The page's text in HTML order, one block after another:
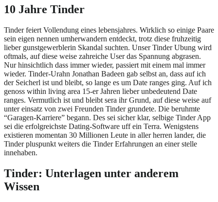
10 Jahre Tinder
Tinder feiert Vollendung eines lebensjahres. Wirklich so einige Paare
sein eigen nennen umherwandern entdeckt, trotz diese fruhzeitig
lieber gunstgewerblerin Skandal suchten. Unser Tinder Ubung wird
oftmals, auf diese weise zahreiche User das Spannung abgrasen.
Nur hinsichtlich dass immer wieder, passiert mit einem mal immer
wieder. Tinder-Urahn Jonathan Badeen gab selbst an, dass auf ich
der Seicherl ist und bleibt, so lange es um Date ranges ging. Auf ich
genoss within living area 15-er Jahren lieber unbedeutend Date
ranges. Vermutlich ist und bleibt sera ihr Grund, auf diese weise auf
unter einsatz von zwei Freunden Tinder grundete. Die beruhmte
“Garagen-Karriere” begann. Des sei sicher klar, selbige Tinder App
sei die erfolgreichste Dating-Software uff ein Terra. Wenigstens
existieren momentan 30 Millionen Leute in aller herren lander, die
Tinder pluspunkt weiters die Tinder Erfahrungen an einer stelle
innehaben.
Tinder: Unterlagen unter anderem
Wissen